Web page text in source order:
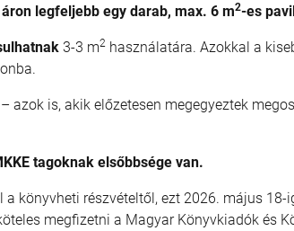
legfeljebb egy darab, max. 6 m2-es
3-3 m2 használatára. Azokkal a
azok is, akik előzetesen megegyeztek
tagoknak elsőbbsége van.
könyvheti részvételtől, ezt 2026. május 18-
megfizetni a Magyar Könyvkiadók és